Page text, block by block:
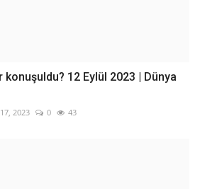
12 Eylül 2023 | Dünya
2023 0 43